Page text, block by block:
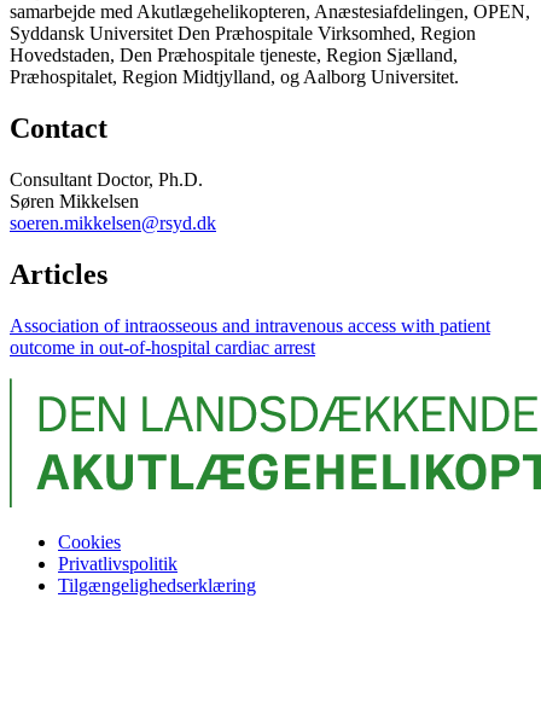
samarbejde med Akutlægehelikopteren, Anæstesiafdelingen, OPEN,
Syddansk Universitet Den Præhospitale Virksomhed, Region
Hovedstaden, Den Præhospitale tjeneste, Region Sjælland,
Præhospitalet, Region Midtjylland, og Aalborg Universitet.
Contact
Consultant Doctor, Ph.D.
Søren Mikkelsen
soeren.mikkelsen@rsyd.dk
Articles
Association of intraosseous and intravenous access with patient
outcome in out-of-hospital cardiac arrest
Cookies
Privatlivspolitik
Tilgængelighedserklæring